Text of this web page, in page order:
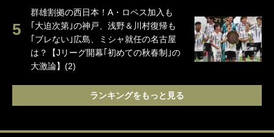
群雄割拠の西日本！A・ロペス加入も
｢大迫次第｣の神戸、浅野＆川村復帰も
｢ブレない｣広島、ミシャ就任の名古屋
は？【Jリーグ開幕｢初めての秋春制｣の
大激論】(2)
ランキングをもっと見る